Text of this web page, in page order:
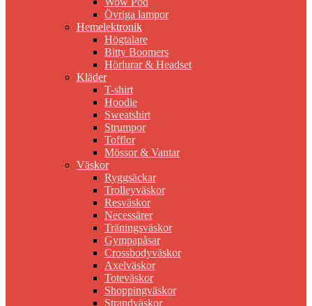
Övriga lampor
Hemelektronik
Högtalare
Bitty Boomers
Hörlurar & Headset
Kläder
T-shirt
Hoodie
Sweatshirt
Strumpor
Tofflor
Mössor & Vantar
Väskor
Ryggsäckar
Trolleyväskor
Resväskor
Necessärer
Träningsväskor
Gympapåsar
Crossbodyväskor
Axelväskor
Toteväskor
Shoppingväskor
Strandväskor